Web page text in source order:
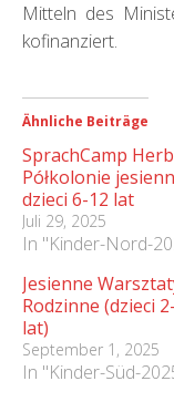
Mitteln des
kofinanziert.
Ähnliche Beiträge
SprachCamp
Półkolonie
dzieci 6-12 lat
Juli 29, 2025
In "Kinder-Nord-
Jesienne
Rodzinne (dzieci
lat)
September 1, 2025
In "Kinder-Süd-